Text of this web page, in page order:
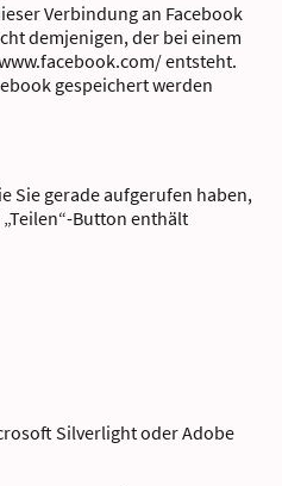
Verbindung an Facebook
demjenigen, der bei einem
entsteht.
gespeichert werden
Sie gerade aufgerufen haben,
Button enthält
Silverlight oder Adobe